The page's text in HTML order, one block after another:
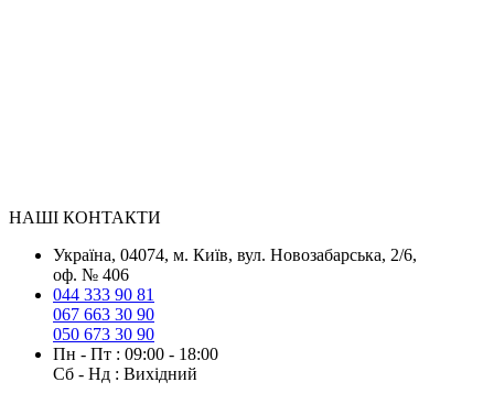
НАШІ КОНТАКТИ
Українa, 04074, м. Київ, вул. Новозабарська, 2/6,
оф. № 406
044 333 90 81
067 663 30 90
050 673 30 90
Пн - Пт : 09:00 - 18:00
Сб - Нд : Вихідний